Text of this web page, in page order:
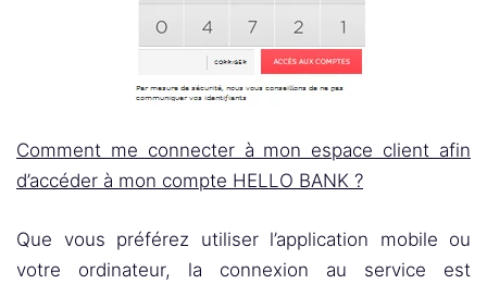
Comment me connecter à mon espace client afin
d’accéder à mon compte HELLO BANK ?
Que vous préférez utiliser l’application mobile ou
votre ordinateur, la connexion au service est